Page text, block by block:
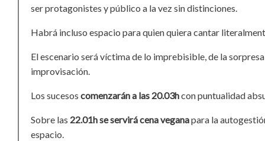
ser protagonistes y público a la vez sin distinciones.
Habrá incluso espacio para quien quiera cantar
El escenario será víctima de lo imprebisible, de la
improvisación.
Los sucesos comenzarán a las 20.03hcon puntualidad
Sobre las 22.01h se servirá cena veganapara la
espacio.